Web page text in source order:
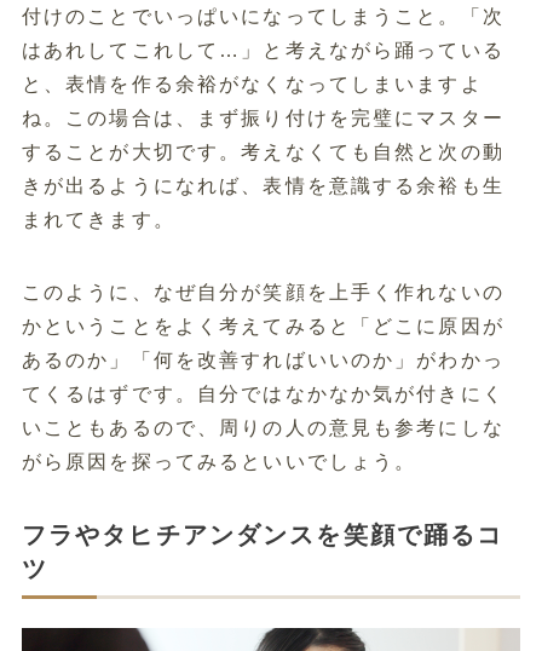
付けのことでいっぱいになってしまうこと。「次
はあれしてこれして…」と考えながら踊っている
と、表情を作る余裕がなくなってしまいますよ
ね。この場合は、まず振り付けを完璧にマスター
することが大切です。考えなくても自然と次の動
きが出るようになれば、表情を意識する余裕も生
まれてきます。
このように、なぜ自分が笑顔を上手く作れないの
かということをよく考えてみると「どこに原因が
あるのか」「何を改善すればいいのか」がわかっ
てくるはずです。自分ではなかなか気が付きにく
いこともあるので、周りの人の意見も参考にしな
がら原因を探ってみるといいでしょう。
フラやタヒチアンダンスを笑顔で踊るコ
ツ